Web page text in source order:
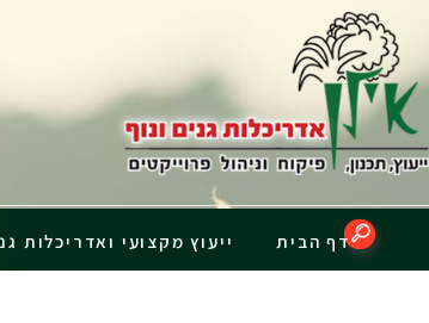
דף הבית ייעוץ מקצועי ואדריכלות